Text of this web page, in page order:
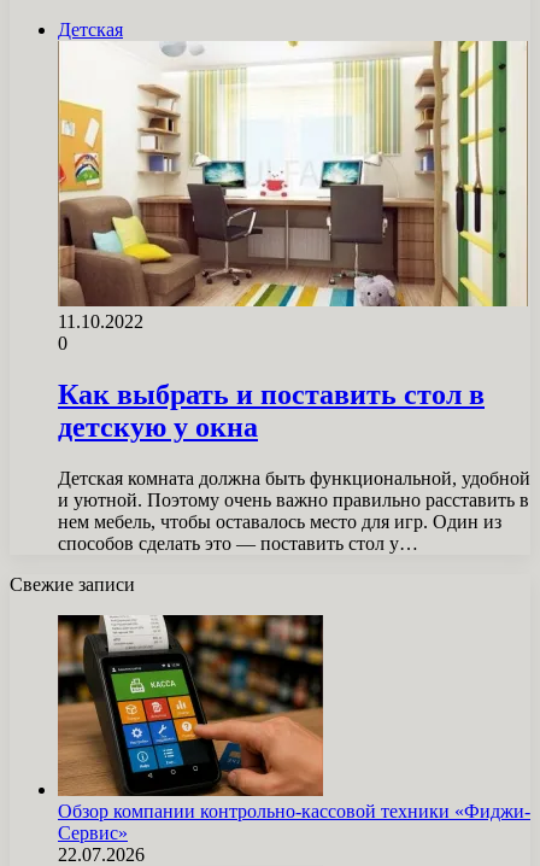
Детская
11.10.2022
0
Как выбрать и поставить стол в
детскую у окна
Детская комната должна быть функциональной, удобной
и уютной. Поэтому очень важно правильно расставить в
нем мебель, чтобы оставалось место для игр. Один из
способов сделать это — поставить стол у…
Свежие записи
Обзор компании контрольно-кассовой техники «Фиджи-
Сервис»
22.07.2026